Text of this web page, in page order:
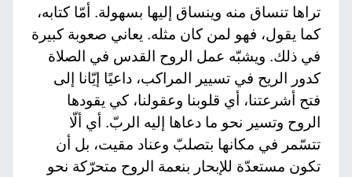
تراها تنساق منه وينساق إليها بسهولة. أمّا كتابه،
كما يقول، فهو لمن كان مثله. يعاني صعوبة كبيرة
في ذلك. ويشبّه عمل الروح القدس في الصلاة
كدور الريح في تسيير المراكب، داعيًا إيّانا إلى
فتح أشرعتنا، أي قلوبنا وعقولنا، كي يقودها
الروح وتسير نحو ما دعاها إليه الربّ. أي ألّا
تتسّمر في مكانها بتصلبّ وعناد مقيت، بل أن
تكون مستعدّة للإبحار بنعمة الروح متحرّكة نحو